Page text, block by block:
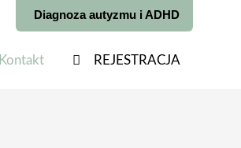
Diagnoza autyzmu i ADHD
Kontakt REJESTRACJA